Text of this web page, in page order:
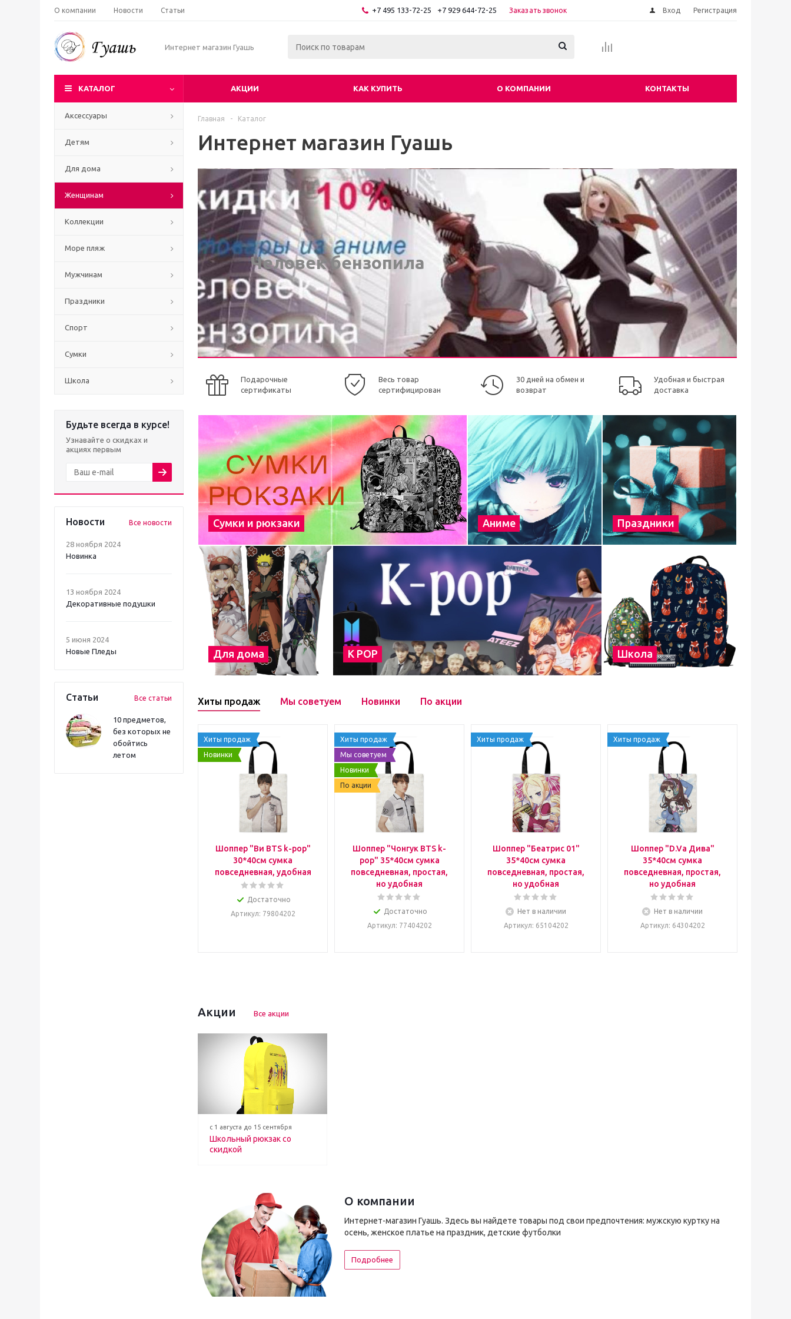
О компании Новости Статьи +7 495 133-72-25 +7 929 644-72-25 Заказать звонок Вход Регистрация
Интернет магазин Гуашь
КАТАЛОГ АКЦИИ КАК КУПИТЬ О КОМПАНИИ КОНТАКТЫ
Аксессуары
Детям
Для дома
Женщинам
Коллекции
Море пляж
Мужчинам
Праздники
Спорт
Сумки
Школа
Будьте всегда в курсе!
Узнавайте о скидках и
акциях первым
Новости Все новости
28 ноября 2024
Новинка
13 ноября 2024
Декоративные подушки
5 июня 2024
Новые Пледы
Статьи Все статьи
10 предметов,
без которых не
обойтись
летом
Главная - Каталог
Интернет магазин Гуашь
Человек бензопила
Подарочные
сертификаты
Весь товар
сертифицирован
30 дней на обмен и
возврат
Удобная и быстрая
доставка
Сумки и рюкзаки Аниме Праздники
Для дома К POP Школа
Хиты продаж Мы советуем Новинки По акции
Хиты продаж
Новинки
Шоппер "Ви BTS k-pop"
30*40см сумка
повседневная, удобная
Достаточно
Артикул: 79804202
Хиты продаж
Мы советуем
Новинки
По акции
Шоппер "Чонгук BTS k-
pop" 35*40см сумка
повседневная, простая,
но удобная
Достаточно
Артикул: 77404202
Хиты продаж
Шоппер "Беатрис 01"
35*40см сумка
повседневная, простая,
но удобная
Нет в наличии
Артикул: 65104202
Хиты продаж
Шоппер "D.Va Дива"
35*40см сумка
повседневная, простая,
но удобная
Нет в наличии
Артикул: 64304202
Акции Все акции
с 1 августа до 15 сентября
Школьный рюкзак со
скидкой
О компании
Интернет-магазин Гуашь. Здесь вы найдете товары под свои предпочтения: мужскую куртку на
осень, женское платье на праздник, детские футболки
Подробнее